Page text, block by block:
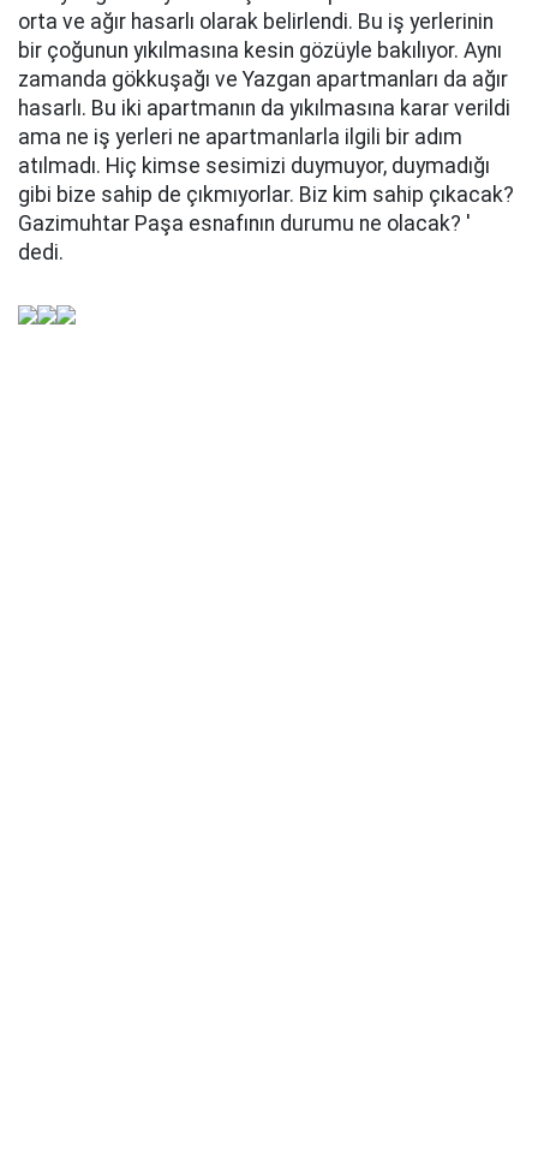
orta ve ağır hasarlı olarak belirlendi. Bu iş yerlerinin
bir çoğunun yıkılmasına kesin gözüyle bakılıyor. Aynı
zamanda gökkuşağı ve Yazgan apartmanları da ağır
hasarlı. Bu iki apartmanın da yıkılmasına karar verildi
ama ne iş yerleri ne apartmanlarla ilgili bir adım
atılmadı. Hiç kimse sesimizi duymuyor, duymadığı
gibi bize sahip de çıkmıyorlar. Biz kim sahip çıkacak?
Gazimuhtar Paşa esnafının durumu ne olacak? '
dedi.